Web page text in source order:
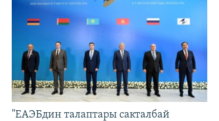
"ЕАЭБдин талаптары сакталбай